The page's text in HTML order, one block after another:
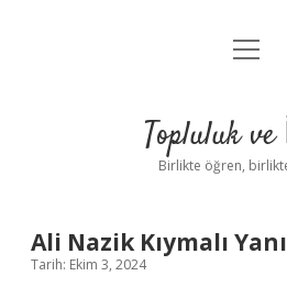
Anasayfa
Yasal
menüyü
Topluluk
Birlikte öğren,
Ali Nazik Kıymalı
Tarih: Ekim 3, 2024